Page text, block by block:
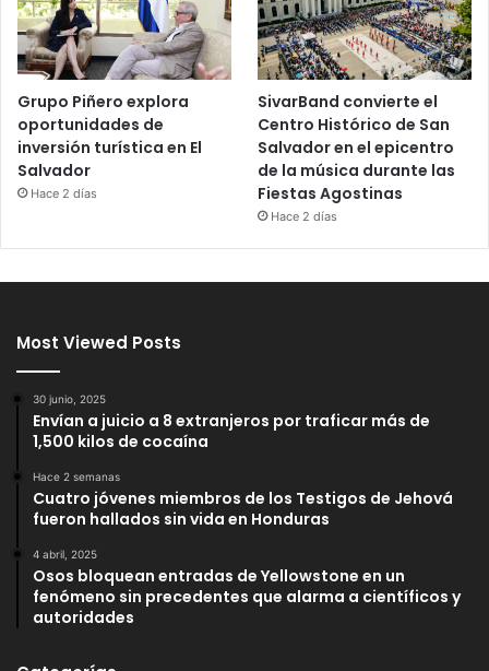
Grupo Piñero explora
oportunidades de
inversión turística en El
Salvador
Hace 2 días
SivarBand convierte el
Centro Histórico de San
Salvador en el epicentro
de la música durante las
Fiestas Agostinas
Hace 2 días
Most Viewed Posts
30 junio, 2025
Envían a juicio a 8 extranjeros por traficar más de
1,500 kilos de cocaína
Hace 2 semanas
Cuatro jóvenes miembros de los Testigos de Jehová
fueron hallados sin vida en Honduras
4 abril, 2025
Osos bloquean entradas de Yellowstone en un
fenómeno sin precedentes que alarma a científicos y
autoridades